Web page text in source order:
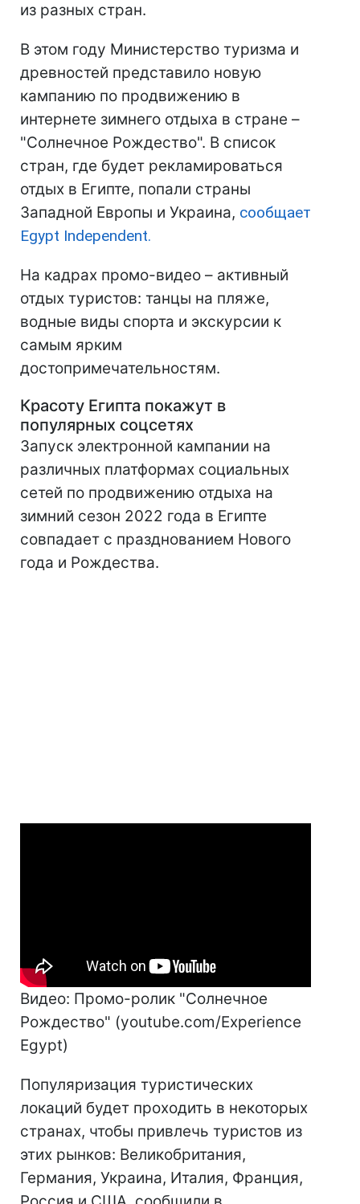
из разных стран.
В этом году Министерство туризма и
древностей представило новую
кампанию по продвижению в
интернете зимнего отдыха в стране –
"Солнечное Рождество". В список
стран, где будет рекламироваться
отдых в Египте, попали страны
Западной Европы и Украина, сообщает
Egypt Independent.
На кадрах промо-видео – активный
отдых туристов: танцы на пляже,
водные виды спорта и экскурсии к
самым ярким
достопримечательностям.
Красоту Египта покажут в
популярных соцсетях
Запуск электронной кампании на
различных платформах социальных
сетей по продвижению отдыха на
зимний сезон 2022 года в Египте
совпадает с празднованием Нового
года и Рождества.
Видео: Промо-ролик "Солнечное
Рождество" (youtube.com/Experience
Egypt)
Популяризация туристических
локаций будет проходить в некоторых
странах, чтобы привлечь туристов из
этих рынков: Великобритания,
Германия, Украина, Италия, Франция,